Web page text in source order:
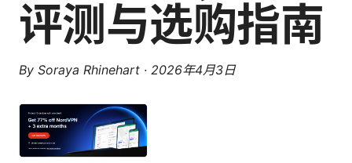
评测与选购指南
By Soraya Rhinehart · 2026年4月3日